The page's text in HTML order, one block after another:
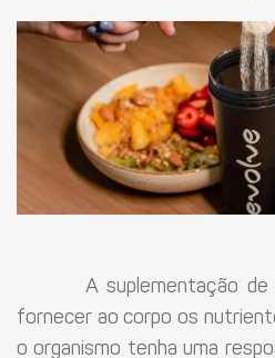
A suplementação de
fornecer ao corpo os
o organismo tenha uma